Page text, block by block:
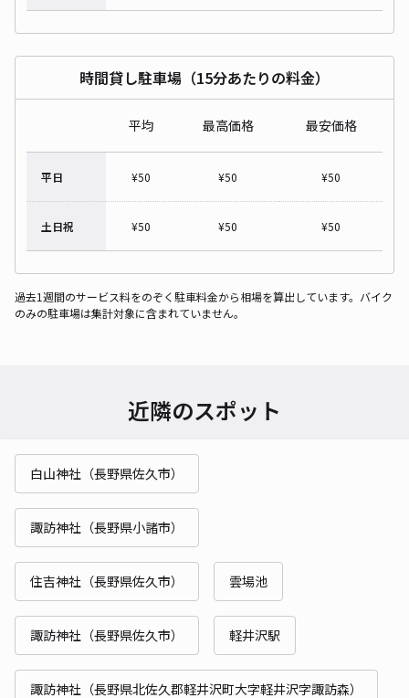
時間貸し駐車場（15分あたりの料金）
平均 最高価格 最安価格
平日 ¥50 ¥50 ¥50
土日祝 ¥50 ¥50 ¥50
過去1週間のサービス料をのぞく駐車料金から相場を算出しています。バイク
のみの駐車場は集計対象に含まれていません。
近隣のスポット
白山神社（長野県佐久市）
諏訪神社（長野県小諸市）
住吉神社（長野県佐久市） 雲場池
諏訪神社（長野県佐久市） 軽井沢駅
諏訪神社（長野県北佐久郡軽井沢町大字軽井沢字諏訪森）